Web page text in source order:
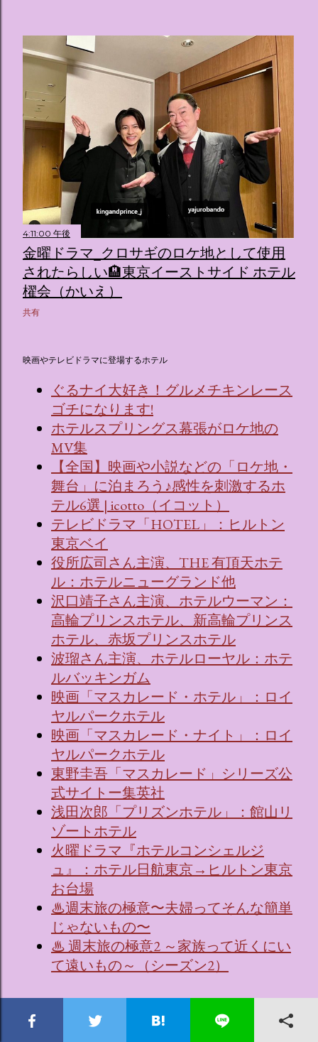
4:11:00 午後
金曜ドラマ_クロサギのロケ地として使用
されたらしい🏨東京イーストサイド ホテル
櫂会（かいえ）
共有
映画やテレビドラマに登場するホテル
ぐるナイ大好き！グルメチキンレース
ゴチになります!
ホテルスプリングス幕張がロケ地の
MV集
【全国】映画や小説などの「ロケ地・
舞台」に泊まろう♪感性を刺激するホ
テル6選 | icotto（イコット）
テレビドラマ「HOTEL」：ヒルトン
東京ベイ
役所広司さん主演、THE 有頂天ホテ
ル：ホテルニューグランド他
沢口靖子さん主演、ホテルウーマン：
高輪プリンスホテル、新高輪プリンス
ホテル、赤坂プリンスホテル
波瑠さん主演、ホテルローヤル：ホテ
ルバッキンガム
映画「マスカレード・ホテル」：ロイ
ヤルパークホテル
映画「マスカレード・ナイト」：ロイ
ヤルパークホテル
東野圭吾「マスカレード」シリーズ公
式サイトー集英社
浅田次郎「プリズンホテル」：館山リ
ゾートホテル
火曜ドラマ『ホテルコンシェルジ
ュ』：ホテル日航東京→ヒルトン東京
お台場
♨週末旅の極意〜夫婦ってそんな簡単
じゃないもの〜
♨ 週末旅の極意2 ～家族って近くにい
て遠いもの～（シーズン2）
ソロシティホテル大好き！ソロ活女子のススメ